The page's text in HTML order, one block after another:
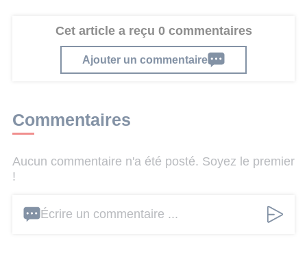
Cet article a reçu 0 commentaires
Ajouter un commentaire
Commentaires
Aucun commentaire n'a été posté. Soyez le premier
!
Écrire un commentaire ...